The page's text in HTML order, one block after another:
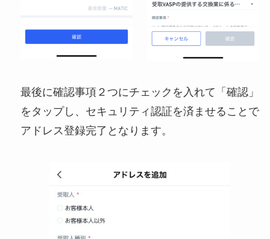
最後に確認事項２つにチェックを入れて「確認」
をタップし、セキュリティ認証を済ませることで
アドレス登録完了となります。